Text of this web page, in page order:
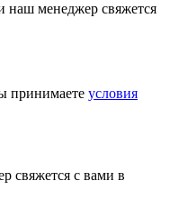
наш менеджер свяжется
принимаете условия
свяжется с вами в